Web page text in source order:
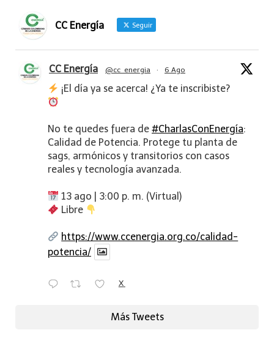
CC Energía Seguir
CC Energía @cc_energia · 6 Ago
¡El día ya se acerca! ¿Ya te inscribiste?
No te quedes fuera de #CharlasConEnergía:
Calidad de Potencia. Protege tu planta de
sags, armónicos y transitorios con casos
reales y tecnología avanzada.
13 ago | 3:00 p. m. (Virtual)
Libre
https://www.ccenergia.org.co/calidad-
potencia/
X
Más Tweets